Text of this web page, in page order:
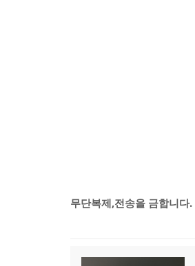
무단복제,전송을 금합니다.